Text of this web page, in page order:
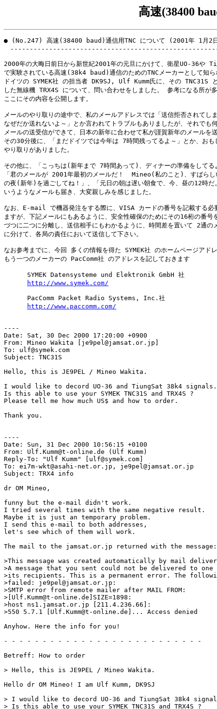
高速(38400
● (No.247) 高速(38400 baud)通信用TNC について (2001年 1月2
2000年の大晦日前日から新世紀2001年の元旦にかけて、衛星UO-36や
で実験されている高速(38k4 baud)通信のためのTNCメーカーとして知ら
ドイツの SYMEK社 の担当者 DK9SJ, Ulf Kumm氏に、その TNC31S
した無線機 TRX4S について、問い合わせをしました。 参考になる所が
ここにその内容を公開します。
メールのやり取りの途中で、私のメールアドレスでは「送信拒否されてし
なぜだか送れないよ～」とか言われてトラブルもありましたが、それでも
メールの送受信ができて、日本の新年に合わせて私が謹賀新年のメールを
その30分後に、「まだドイツでは今年は 7時間残ってるよ～」とか、おも
やり取りがありました。
その他に、「こっちは(新年まで 7時間あって)、ディナーの準備をしてる
「君のメールが 2001年最初のメールだ！  Mineo(私のこと)、すばらし
の夜(新年)を過ごしてね！」、「元日の朝は遅い朝食で、今、昼の12時だ
いうようなメールも届き、大変親しみを感じました。
なお、E-mail で機器発注をする際に、VISA カードの番号を記載する必
ますが、下記メールにもあるように、安全性確保のためにその16桁の番号
づつに二つに分離し、送信相手にもわかるように、時間差を置いて 2通の
に分けて、各局の責任において送信して下さい。
なお参考までに、今回 多くの情報を得た SYMEK社 のホームページアド
もう一つのメーカーの PacComm社 のアドレスを記しておきます
      SYMEK Datensysteme und Elektronik GmbH 社
http://www.symek.com/
      PacComm Packet Radio Systems, Inc.社
http://www.paccomm.com/